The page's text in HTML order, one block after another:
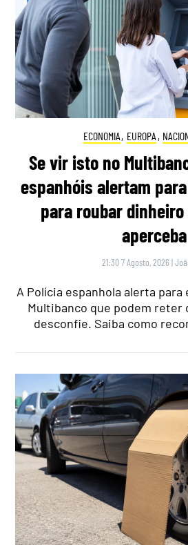
ECONOMIA, EUROPA ,
Se vir isto no
espanhóis alertam
para roubar
aperceba
21:30 7 Agosto, 2026 |
A Polícia espanhola alerta para
Multibanco que podem reter
desconfie. Saiba como